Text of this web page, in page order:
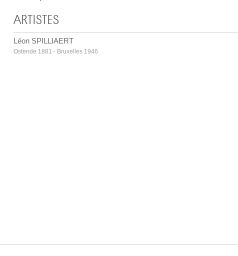
ARTISTES
Léon SPILLIAERT
Ostende 1881 - Bruxelles 1946